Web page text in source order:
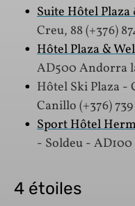
Suite Hôtel Plaza
Creu, 88 (+376)
Hôtel Plaza &
AD500 Andorra
Hôtel Ski Plaza -
Canillo (+376)
Sport Hôtel
- Soldeu - AD100
4 étoiles